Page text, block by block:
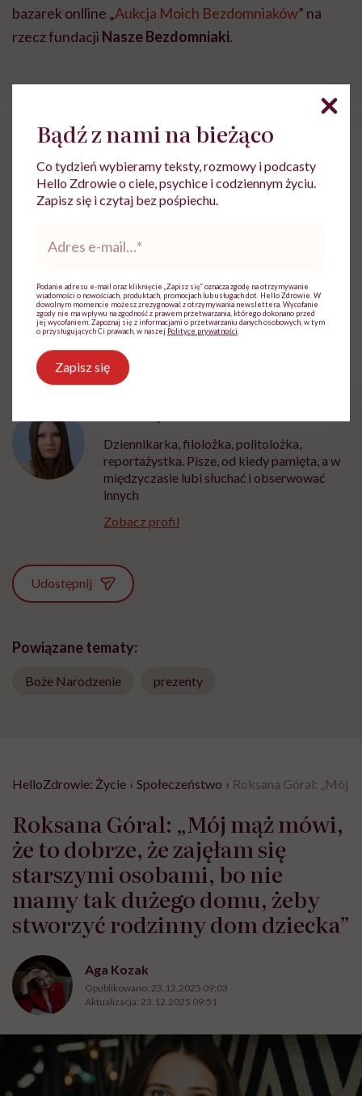
bazarek onlline „Aukcja Moich Bezdomniaków” na
rzecz fundacji Nasze Bezdomniaki.
Punkt dobroczynny we
Wrocławiu
W tym roku również nietrafione prezenty można
oddać w punkcie dobroczynnymTowarzystwa
stroniePomagacz.org.
od lat przeznaczane są dla najuboższych a szczególnie
podopiecznych w schroniskach i noclegowniach.
Dziennikarka, filolożka, politolożka,
reportażystka. Pisze, od kiedy pamięta, a w
międzyczasie lubi słuchać i obserwować
innych
Zobacz profil
Udostępnij
Powiązane tematy:
Boże Narodzenie prezenty
HelloZdrowie: Życie › Społeczeństwo › Roksana Góral: „Mój
Roksana Góral: „Mój mąż mówi,
że to dobrze, że zajęłam się
starszymi osobami, bo nie
mamy tak dużego domu, żeby
stworzyć rodzinny dom dziecka”
Aga Kozak
Opublikowano: 23.12.2025 09:03
Aktualizacja: 23.12.2025 09:51
Bądź z nami na bieżąco
Co tydzień wybieramy teksty, rozmowy i podcasty
Hello Zdrowie o ciele, psychice i codziennym życiu.
Zapisz się i czytaj bez pośpiechu.
mail*
Podanie adresu e-mail oraz kliknięcie „Zapisz się” oznacza zgodę na otrzymywanie
wiadomości o nowościach, produktach, promocjach lub usługach dot. Hello Zdrowie. W
dowolnym momencie możesz zrezygnować z otrzymywania newslettera. Wycofanie
zgody nie ma wpływu na zgodność z prawem przetwarzania, którego dokonano przed
jej wycofaniem. Zapoznaj się z informacjami o przetwarzaniu danych osobowych, w tym
o przysługujących Ci prawach, w naszej Polityce prywatności
Zapisz się